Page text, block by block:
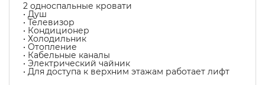
2 односпальные кровати
• Душ
• Телевизор
• Кондиционер
• Холодильник
• Отопление
• Кабельные каналы
• Электрический чайник
• Для доступа к верхним этажам работает лифт